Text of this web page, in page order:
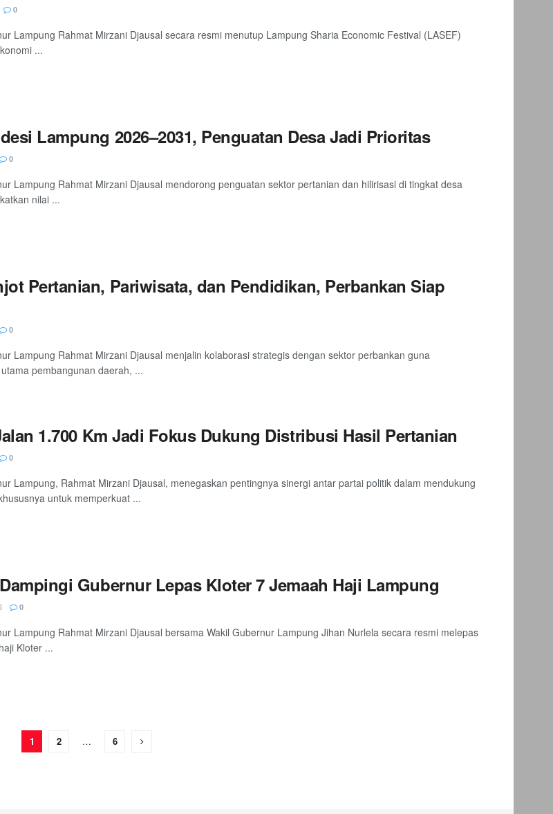
0
Lampung Rahmat Mirzani Djausal secara resmi menutup Lampung Sharia Economic Festival (LASEF)
...
Lampung 2026–2031, Penguatan Desa Jadi Prioritas
0
Lampung Rahmat Mirzani Djausal mendorong penguatan sektor pertanian dan hilirisasi di tingkat desa
nilai ...
Pertanian, Pariwisata, dan Pendidikan, Perbankan Siap
0
Lampung Rahmat Mirzani Djausal menjalin kolaborasi strategis dengan sektor perbankan guna
pembangunan daerah, ...
1.700 Km Jadi Fokus Dukung Distribusi Hasil Pertanian
0
Lampung, Rahmat Mirzani Djausal, menegaskan pentingnya sinergi antar partai politik dalam mendukung
untuk memperkuat ...
Gubernur Lepas Kloter 7 Jemaah Haji Lampung
0
Lampung Rahmat Mirzani Djausal bersama Wakil Gubernur Lampung Jihan Nurlela secara resmi melepas
Kloter ...
1 2 … 6